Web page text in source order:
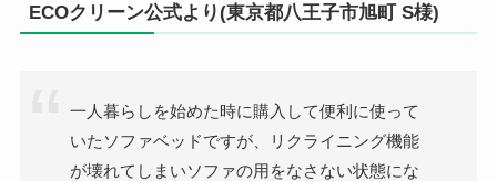
ECOクリーン公式より(東京都八王子市旭町 S様)
一人暮らしを始めた時に購入して便利に使って
いたソファベッドですが、リクライニング機能
が壊れてしまいソファの用をなさない状態にな